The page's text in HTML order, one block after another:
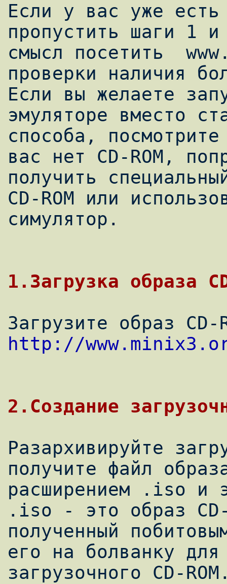
Если у вас уже есть
пропустить шаги 1
смысл посетить
проверки наличия
Если вы желаете
эмуляторе вместо
способа,
вас нет CD-ROM,
получить
CD-ROM или
симулятор.
http://
Разархивируйте
получите файл
расширением .iso и
.iso - это образ CD-
полученный
его на болванку для
загрузочного CD-